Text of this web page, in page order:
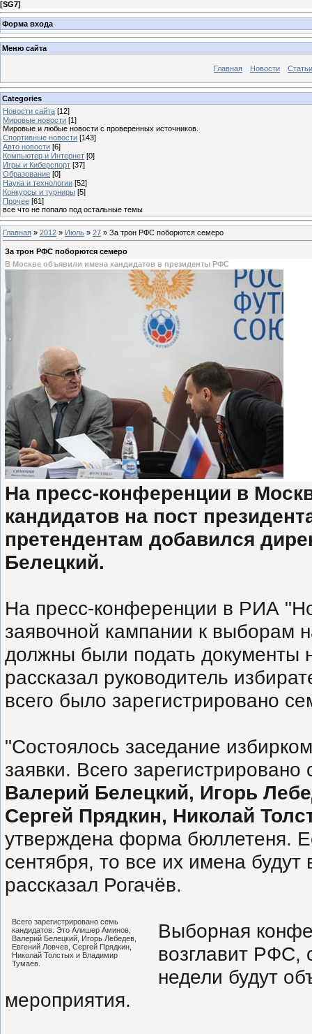
[SG7]
Форма входа
Меню сайта
Главная Новости Статьи
Categories
Новости сайта [12]
Мировые новости [1]
Мировые и любые новости с проверенных источников.
Спортивные новости [143]
Авто новости [6]
Компьютер и Интернет [0]
Игры и Киберспорт [37]
Образование [0]
Наука и технологии [52]
Конкурсы и турниры [5]
Прочее [61]
все что не попало под остальные темы
Главная » 2012 » Июль » 27 » За трон РФС поборются семеро
За трон РФС поборются семеро
В Москве объявили имена кандидатов в президенты РФС
На пресс-конференции в
кандидатов на пост
претендентам добавился
Белецкий.
На пресс-конференции в РИА
заявочной кампании к выборам
должны были подать документы
рассказал руководитель
всего было зарегистрировано
"Состоялось заседание
заявки. Всего
Валерий Белецкий, Игорь
Сергей Прядкин, Николай
утверждена форма бюллетеня.
сентября, то все их имена
рассказал Рогачёв.
Всего зарегистрировано семь
кандидатов. Это Алишер Аминов,
Валерий Белецкий, Игорь Лебедев,
Евгений Ловчев, Сергей Прядкин,
Николай Толстых и Владимир
Тумаев.
Выборная
возглавит РФС,
недели будут
мероприятия.